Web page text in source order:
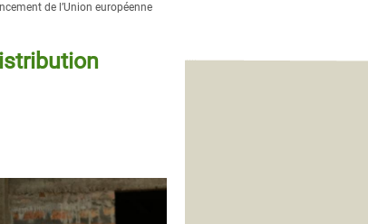
de l’Union européenne